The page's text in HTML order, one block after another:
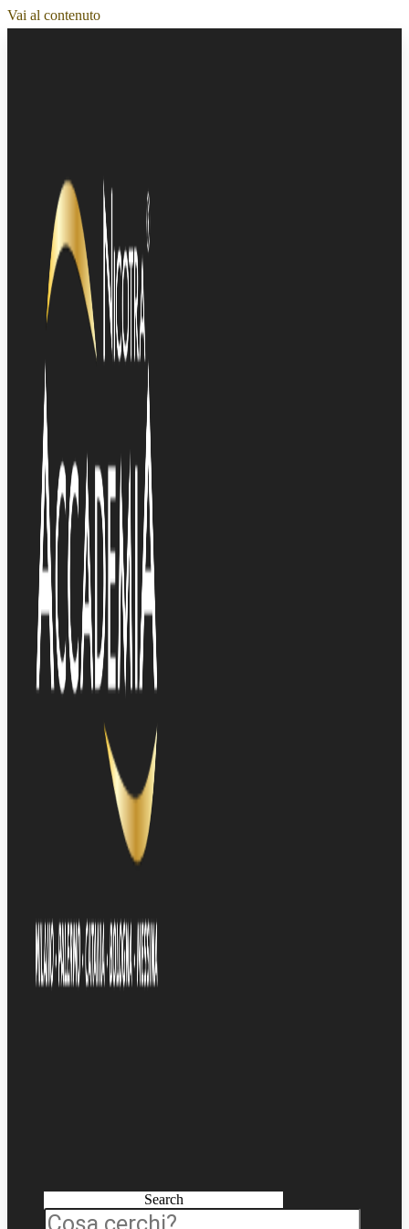
Vai al contenuto
Search